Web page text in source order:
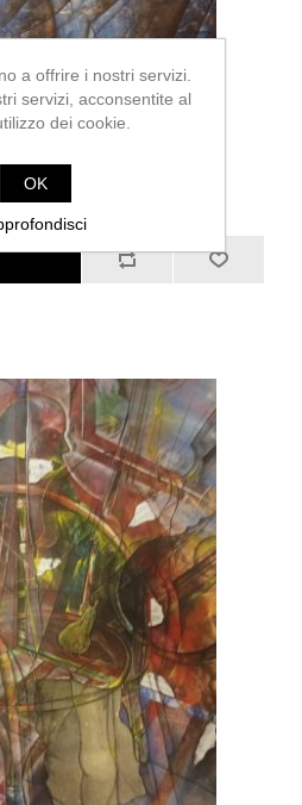
a offrire i nostri servizi.
servizi, acconsentite al
dei cookie.
OK